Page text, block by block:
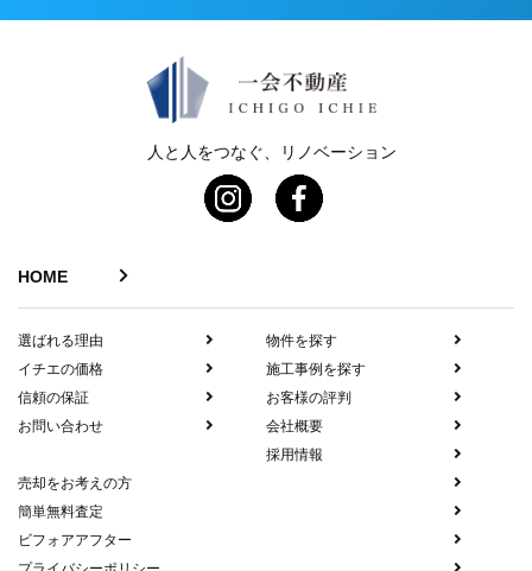
人と人をつなぐ、リノベーション
HOME
選ばれる理由
イチエの価格
信頼の保証
お問い合わせ
物件を探す
施工事例を探す
お客様の評判
会社概要
採用情報
売却をお考えの方
簡単無料査定
ビフォアアフター